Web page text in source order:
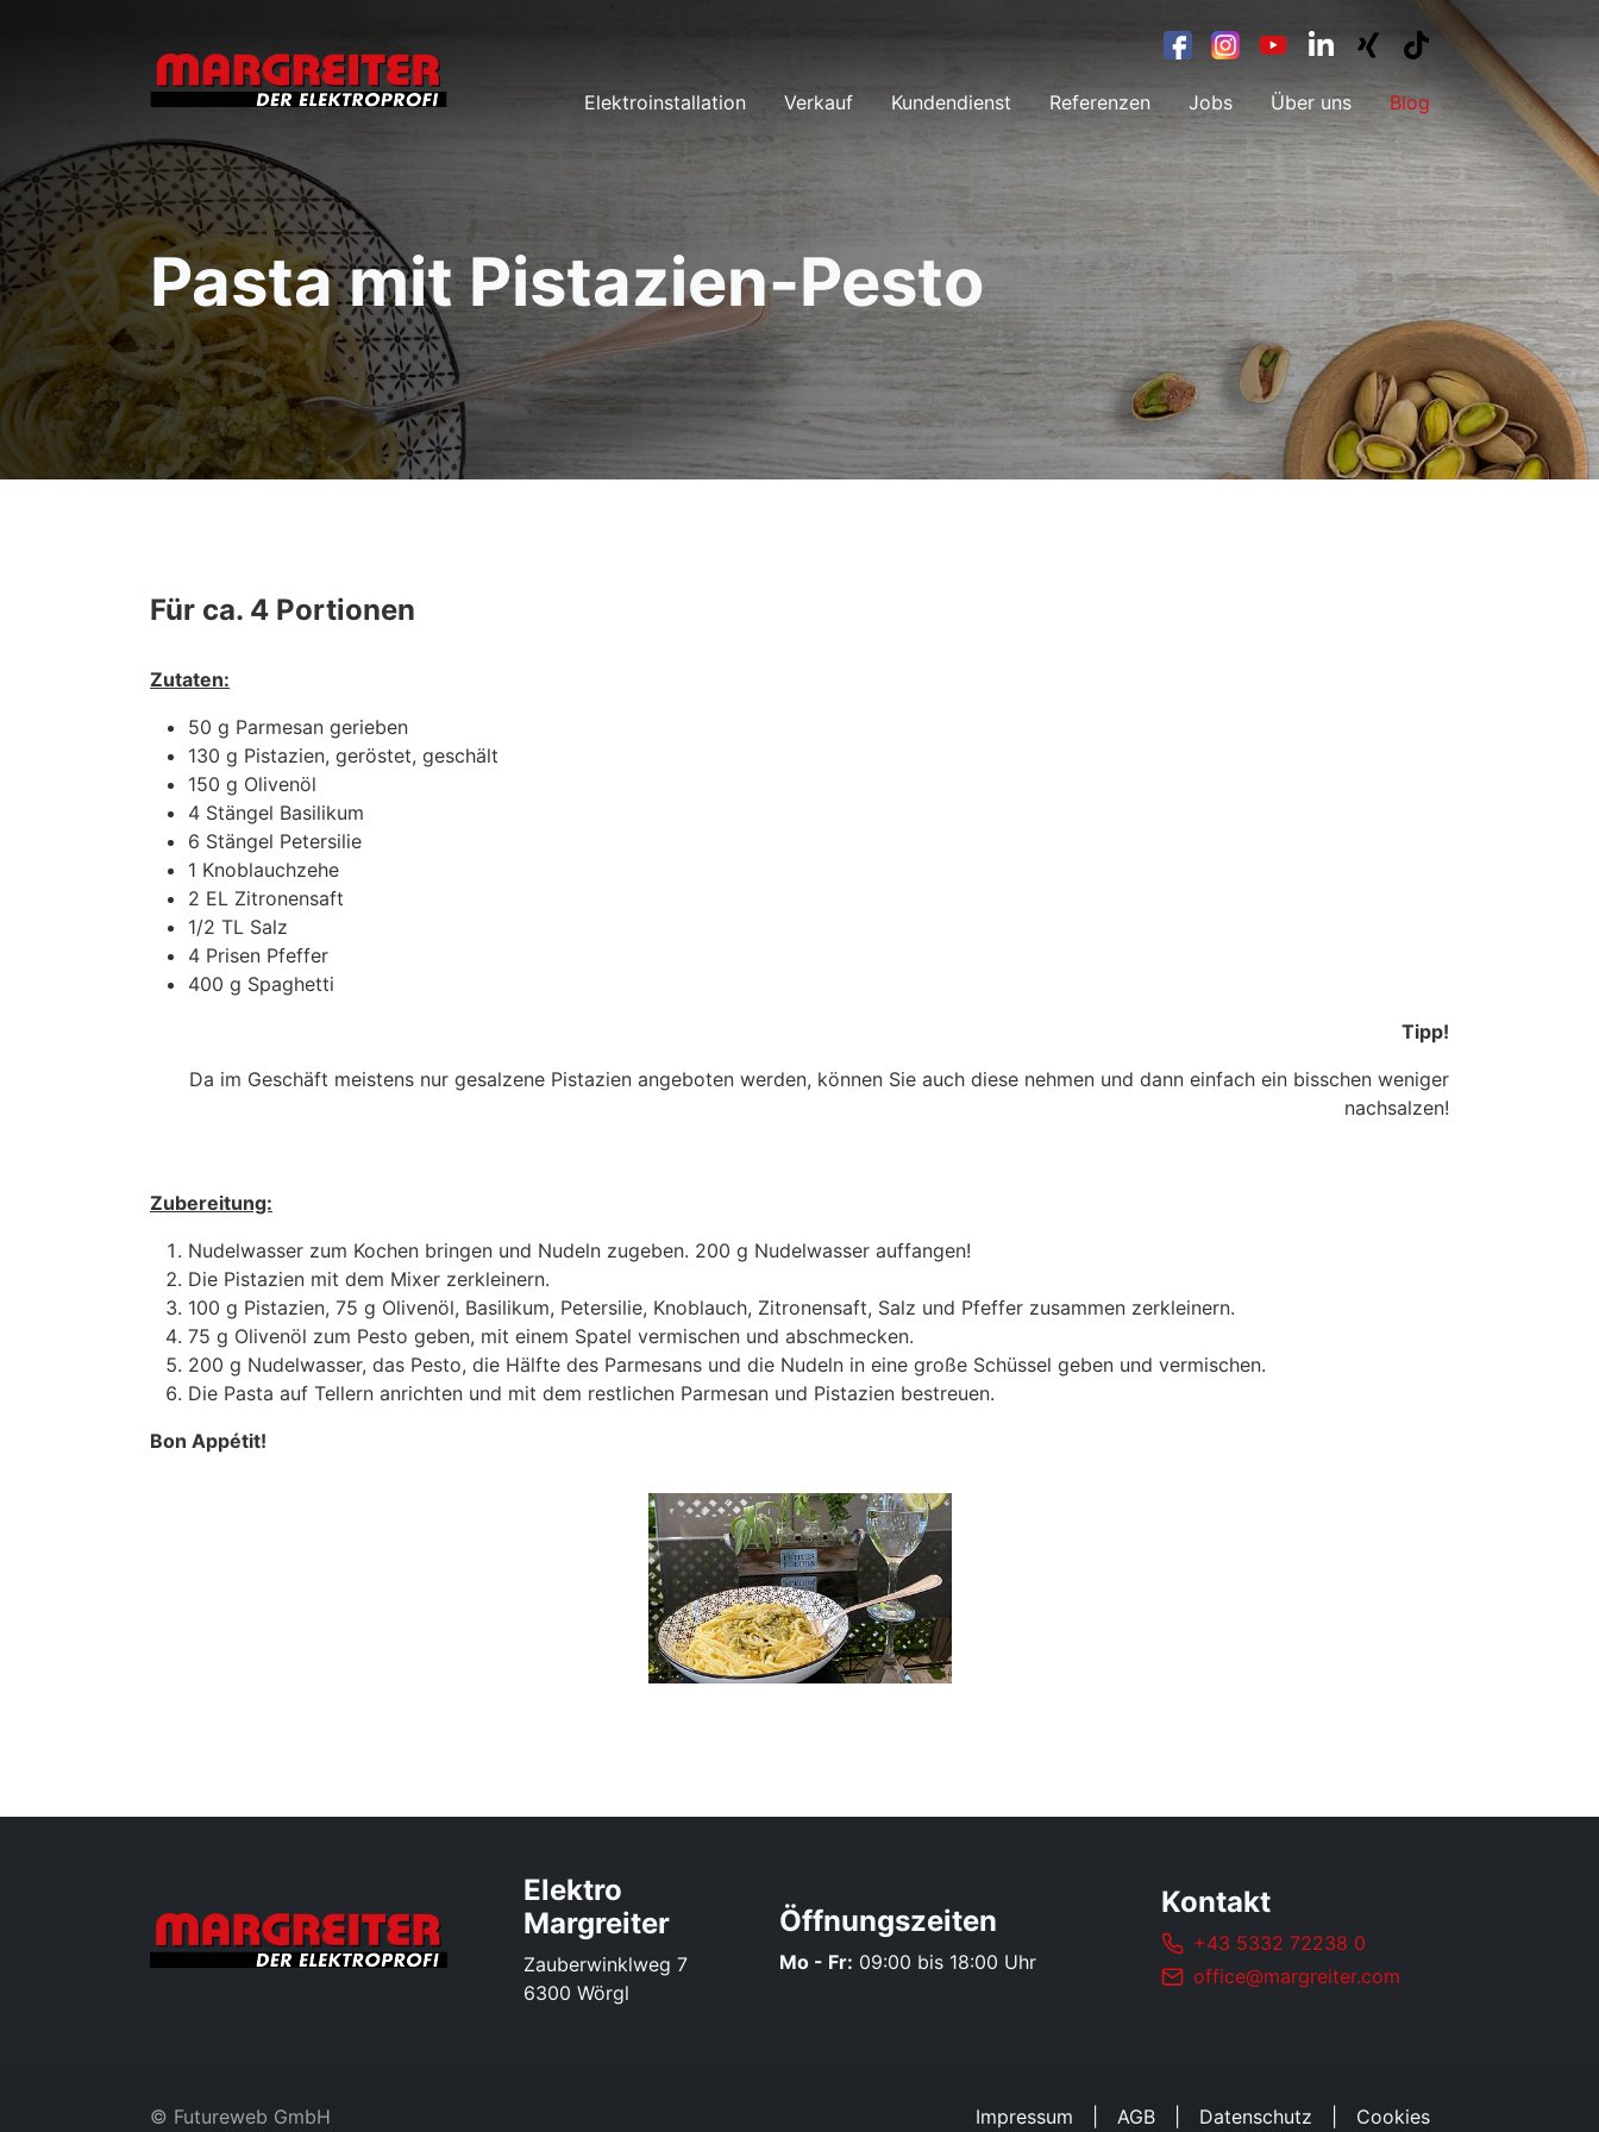
Elektroinstallation Verkauf Kundendienst Referenzen Jobs Über uns Blog
Pasta mit Pistazien-Pesto
Für ca. 4 Portionen
Zutaten:
50 g Parmesan gerieben
130 g Pistazien, geröstet, geschält
150 g Olivenöl
4 Stängel Basilikum
6 Stängel Petersilie
1 Knoblauchzehe
2 EL Zitronensaft
1/2 TL Salz
4 Prisen Pfeffer
400 g Spaghetti
Tipp!
Da im Geschäft meistens nur gesalzene Pistazien angeboten werden, können Sie auch diese nehmen und dann einfach ein bisschen weniger
nachsalzen!
Zubereitung:
Nudelwasser zum Kochen bringen und Nudeln zugeben. 200 g Nudelwasser auffangen!
Die Pistazien mit dem Mixer zerkleinern.
100 g Pistazien, 75 g Olivenöl, Basilikum, Petersilie, Knoblauch, Zitronensaft, Salz und Pfeffer zusammen zerkleinern.
75 g Olivenöl zum Pesto geben, mit einem Spatel vermischen und abschmecken.
200 g Nudelwasser, das Pesto, die Hälfte des Parmesans und die Nudeln in eine große Schüssel geben und vermischen.
Die Pasta auf Tellern anrichten und mit dem restlichen Parmesan und Pistazien bestreuen.
Bon Appétit!
Elektro
Margreiter
Zauberwinklweg 7
6300 Wörgl
Öffnungszeiten
Mo - Fr: 09:00 bis 18:00 Uhr
Kontakt
+43 5332 72238 0
office@margreiter.com
Impressum AGB Datenschutz Cookies
© Futureweb GmbH